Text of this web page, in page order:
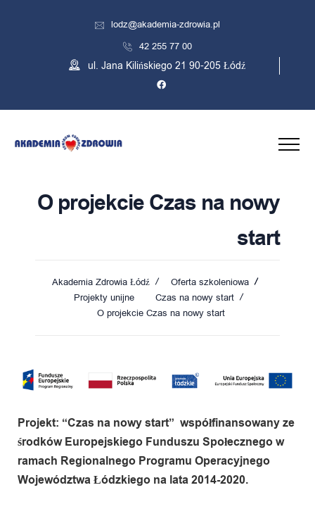
lodz@akademia-zdrowia.pl
42 255 77 00
ul. Jana Kilińskiego 21 90-205 Łódź
O projekcie Czas na nowy
start
Akademia Zdrowia Łódź
Oferta szkoleniowa
Projekty unijne
Czas na nowy start
O projekcie Czas na nowy start
Projekt: “Czas na nowy start” współfinansowany ze
środków Europejskiego Funduszu Społecznego w
ramach Regionalnego Programu Operacyjnego
Województwa Łódzkiego na lata 2014-2020.